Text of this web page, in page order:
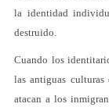
la identidad
destruido.
Cuando los
las antiguas culturas
atacan a los